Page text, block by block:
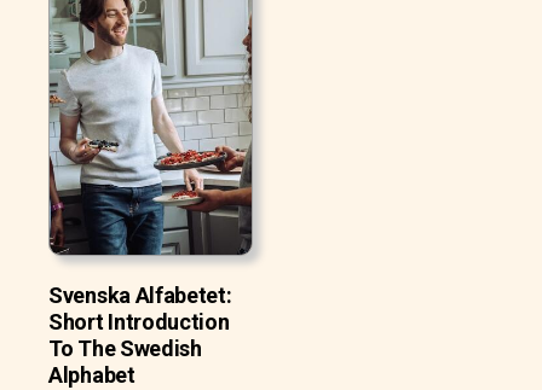
Svenska Alfabetet:
Short Introduction
To The Swedish
Alphabet